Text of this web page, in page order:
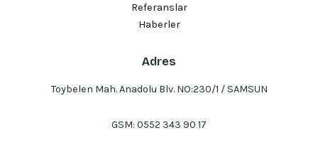
Referanslar
Haberler
Adres
Toybelen Mah. Anadolu Blv. NO:230/1 / SAMSUN
GSM: 0552 343 90 17